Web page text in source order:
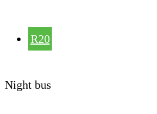
R20
Night bus